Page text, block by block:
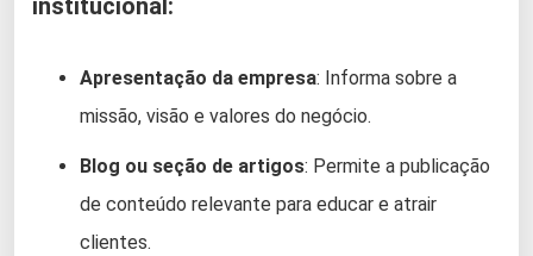
Apresentação da empresa: Informa sobre a
missão, visão e valores do negócio.
Blog ou seção de artigos: Permite a publicação
de conteúdo relevante para educar e atrair
clientes.